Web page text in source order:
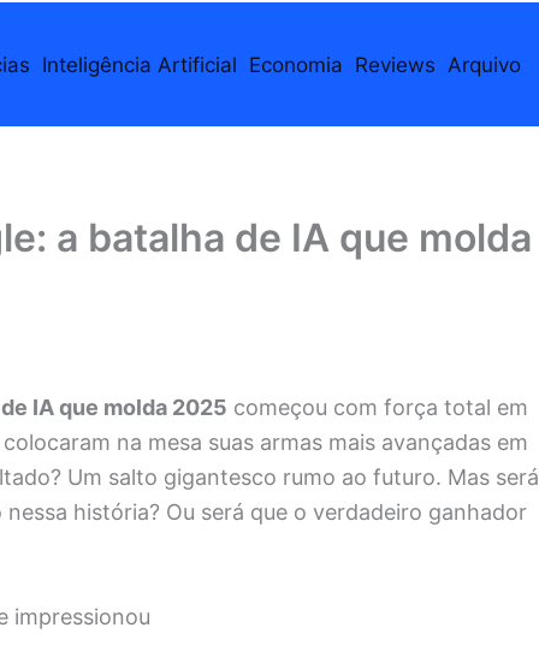
Inteligência Artificial Economia Reviews Arquivo
a batalha de IA que molda
IA que molda 2025 começou com força total em
na mesa suas armas mais avançadas em
Um salto gigantesco rumo ao futuro. Mas será
história? Ou será que o verdadeiro ganhador
impressionou